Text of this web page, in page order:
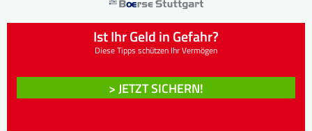
Ist Ihr Geld in Gefahr?
Diese Tipps schützen Ihr Vermögen
> JETZT SICHERN!